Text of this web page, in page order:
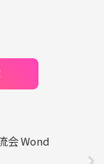
会 Wond